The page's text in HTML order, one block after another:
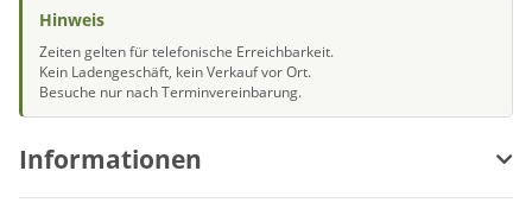
Hinweis
Zeiten gelten für telefonische Erreichbarkeit.
Kein Ladengeschäft, kein Verkauf vor Ort.
Besuche nur nach Terminvereinbarung.
Informationen